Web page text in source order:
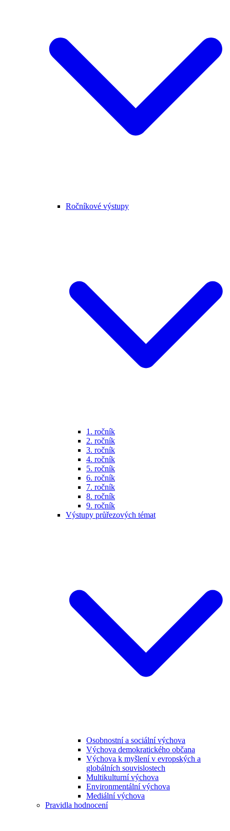
Ročníkové výstupy
1. ročník
2. ročník
3. ročník
4. ročník
5. ročník
6. ročník
7. ročník
8. ročník
9. ročník
Výstupy průřezových témat
Osobnostní a sociální výchova
Výchova demokratického občana
Výchova k myšlení v evropských a
globálních souvislostech
Multikulturní výchova
Environmentální výchova
Mediální výchova
Pravidla hodnocení